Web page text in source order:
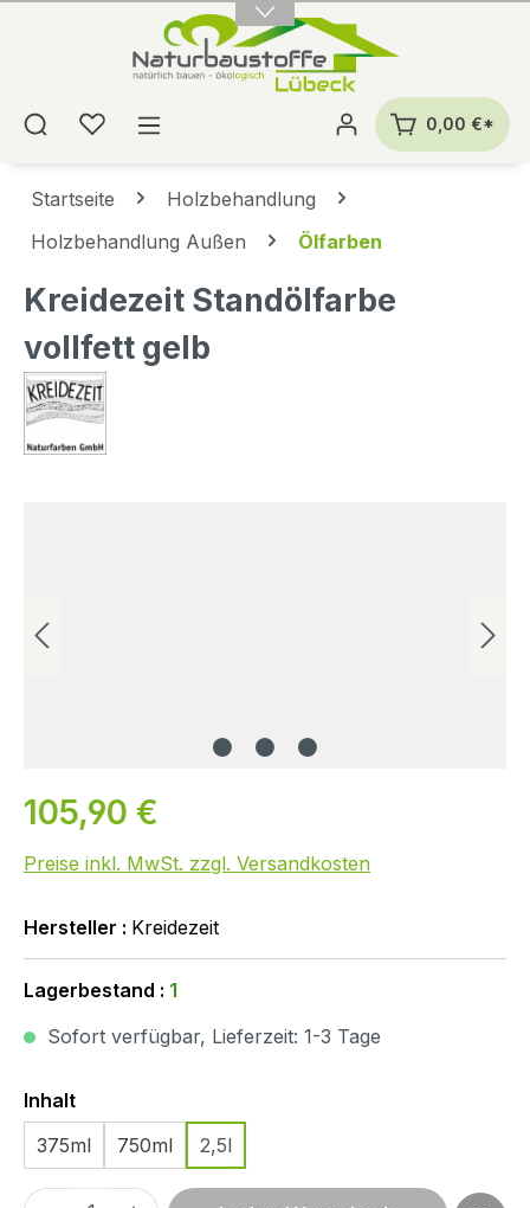
0,00 €*
Startseite
Holzbehandlung
Holzbehandlung Außen
Ölfarben
Kreidezeit Standölfarbe
vollfett gelb
105,90 €
Preise inkl. MwSt. zzgl. Versandkosten
Hersteller : Kreidezeit
Lagerbestand : 1
Sofort verfügbar, Lieferzeit: 1-3 Tage
InhaltAuswählen
375ml
750ml 2,5l